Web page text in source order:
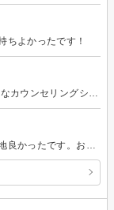
ちよかったです！